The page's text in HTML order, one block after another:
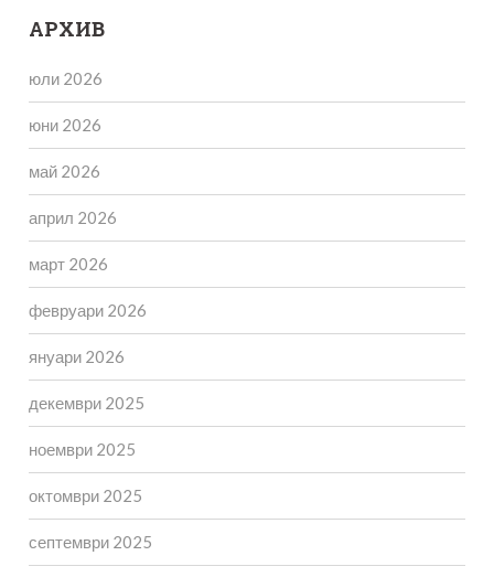
АРХИВ
юли 2026
юни 2026
май 2026
април 2026
март 2026
февруари 2026
януари 2026
декември 2025
ноември 2025
октомври 2025
септември 2025